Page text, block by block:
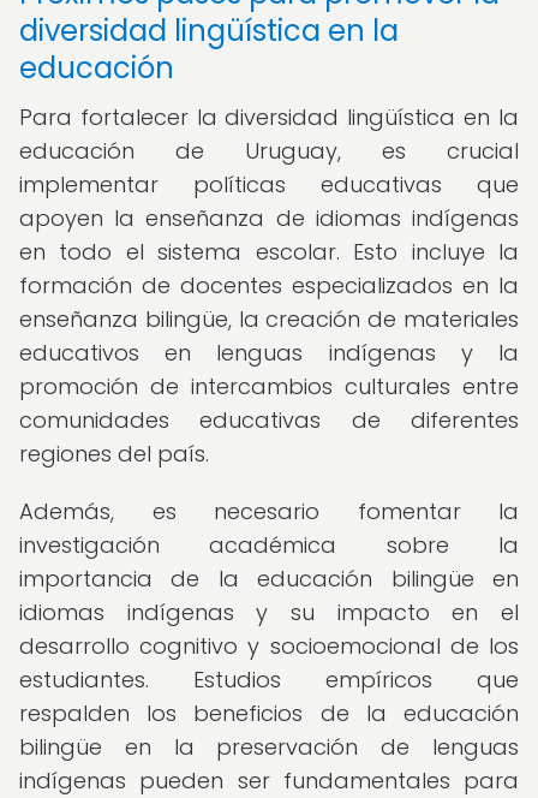
diversidad lingüística en la
educación
Para fortalecer la diversidad lingüística en la
educación de Uruguay, es crucial
implementar políticas educativas que
apoyen la enseñanza de idiomas indígenas
en todo el sistema escolar. Esto incluye la
formación de docentes especializados en la
enseñanza bilingüe, la creación de materiales
educativos en lenguas indígenas y la
promoción de intercambios culturales entre
comunidades educativas de diferentes
regiones del país.
Además, es necesario fomentar la
investigación académica sobre la
importancia de la educación bilingüe en
idiomas indígenas y su impacto en el
desarrollo cognitivo y socioemocional de los
estudiantes. Estudios empíricos que
respalden los beneficios de la educación
bilingüe en la preservación de lenguas
indígenas pueden ser fundamentales para